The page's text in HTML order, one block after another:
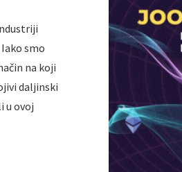
Iako smo
na koji
daljinski
u ovoj